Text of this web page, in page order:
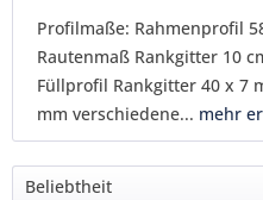
Profilmaße: Rahmenprofil
Rautenmaß Rankgitter 10
Füllprofil Rankgitter 40 x 7
mm verschiedene... mehr